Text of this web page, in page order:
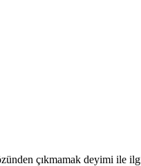
çıkmamak deyimi ile